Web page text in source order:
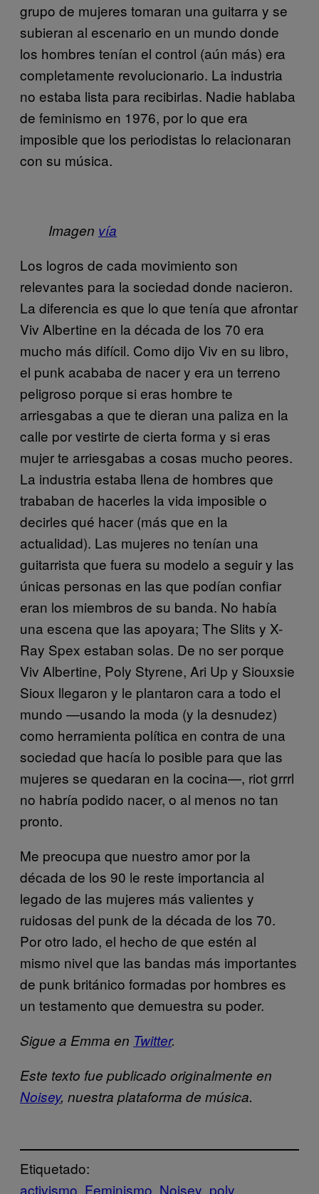
grupo de mujeres tomaran una guitarra y se
subieran al escenario en un mundo donde
los hombres tenían el control (aún más) era
completamente revolucionario. La industria
no estaba lista para recibirlas. Nadie hablaba
de feminismo en 1976, por lo que era
imposible que los periodistas lo relacionaran
con su música.
Imagen vía
Los logros de cada movimiento son
relevantes para la sociedad donde nacieron.
La diferencia es que lo que tenía que afrontar
Viv Albertine en la década de los 70 era
mucho más difícil. Como dijo Viv en su libro,
el punk acababa de nacer y era un terreno
peligroso porque si eras hombre te
arriesgabas a que te dieran una paliza en la
calle por vestirte de cierta forma y si eras
mujer te arriesgabas a cosas mucho peores.
La industria estaba llena de hombres que
trababan de hacerles la vida imposible o
decirles qué hacer (más que en la
actualidad). Las mujeres no tenían una
guitarrista que fuera su modelo a seguir y las
únicas personas en las que podían confiar
eran los miembros de su banda. No había
una escena que las apoyara; The Slits y X-
Ray Spex estaban solas. De no ser porque
Viv Albertine, Poly Styrene, Ari Up y Siouxsie
Sioux llegaron y le plantaron cara a todo el
mundo —usando la moda (y la desnudez)
como herramienta política en contra de una
sociedad que hacía lo posible para que las
mujeres se quedaran en la cocina—, riot grrrl
no habría podido nacer, o al menos no tan
pronto.
Me preocupa que nuestro amor por la
década de los 90 le reste importancia al
legado de las mujeres más valientes y
ruidosas del punk de la década de los 70.
Por otro lado, el hecho de que estén al
mismo nivel que las bandas más importantes
de punk británico formadas por hombres es
un testamento que demuestra su poder.
Sigue a Emma en Twitter.
Este texto fue publicado originalmente en
Noisey, nuestra plataforma de música.
Etiquetado:
activismo Feminismo Noisey poly